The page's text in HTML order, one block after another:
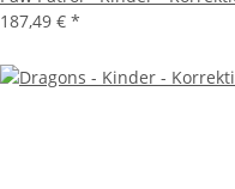
187,49 € *